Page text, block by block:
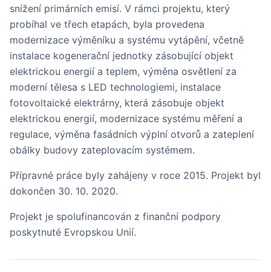
snížení primárních emisí. V rámci projektu, který
probíhal ve třech etapách, byla provedena
modernizace výměníku a systému vytápění, včetně
instalace kogenerační jednotky zásobující objekt
elektrickou energií a teplem, výměna osvětlení za
moderní tělesa s LED technologiemi, instalace
fotovoltaické elektrárny, která zásobuje objekt
elektrickou energií, modernizace systému měření a
regulace, výměna fasádních výplní otvorů a zateplení
obálky budovy zateplovacím systémem.
Přípravné práce byly zahájeny v roce 2015. Projekt byl
dokončen 30. 10. 2020.
Projekt je spolufinancován z finanční podpory
poskytnuté Evropskou Unií.